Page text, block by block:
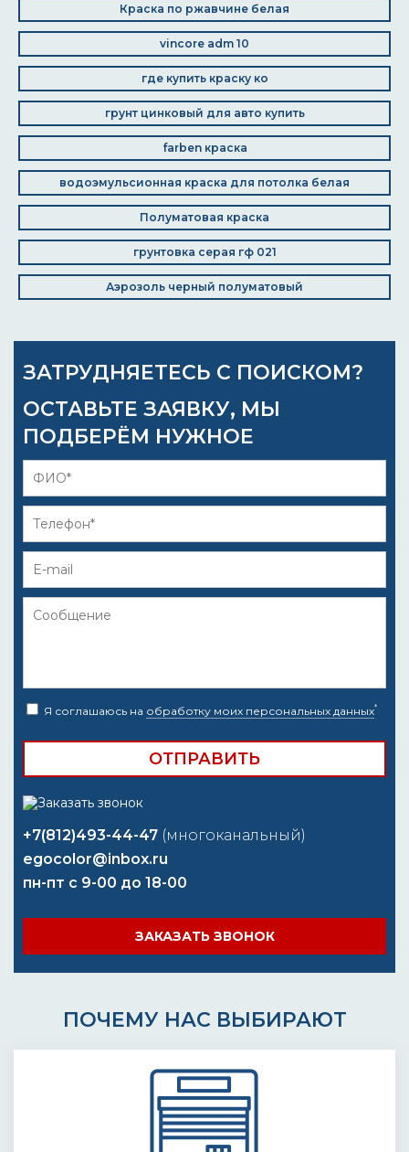
Краска по ржавчине белая
vincore adm 10
где купить краску ко
грунт цинковый для авто купить
farben краска
водоэмульсионная краска для потолка белая
Полуматовая краска
грунтовка серая гф 021
Аэрозоль черный полуматовый
ЗАТРУДНЯЕТЕСЬ С ПОИСКОМ?
ОСТАВЬТЕ ЗАЯВКУ, МЫ
ПОДБЕРЁМ НУЖНОЕ
Я соглашаюсь на обработку моих персональных данных*
+7(812)493-44-47 (многоканальный)
egocolor@inbox.ru
пн-пт с 9-00 до 18-00
ЗАКАЗАТЬ ЗВОНОК
ПОЧЕМУ НАС ВЫБИРАЮТ